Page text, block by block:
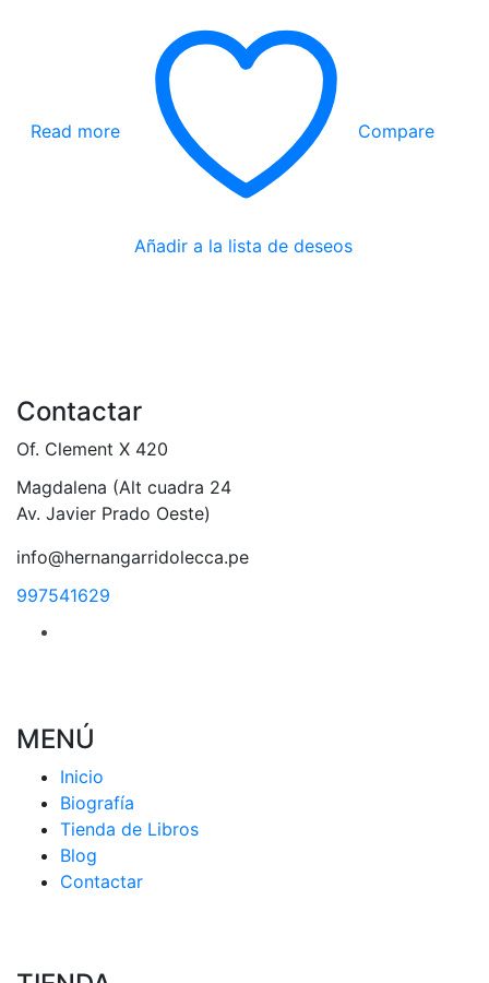
Read more
Añadir a la lista de deseos
Compare
Contactar
Of. Clement X 420
Magdalena (Alt cuadra 24
Av. Javier Prado Oeste)
info@hernangarridolecca.pe
997541629
MENÚ
Inicio
Biografía
Tienda de Libros
Blog
Contactar